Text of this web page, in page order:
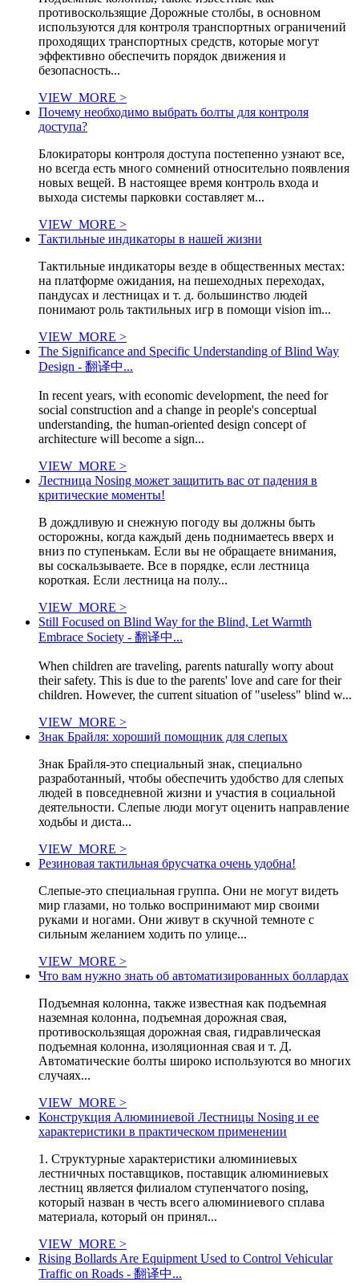
противоскользящие Дорожные столбы, в основном
используются для контроля транспортных ограничений
проходящих транспортных средств, которые могут
эффективно обеспечить порядок движения и
безопасность...
VIEW_MORE >
Почему необходимо выбрать болты для контроля
доступа?
Блокираторы контроля доступа постепенно узнают все,
но всегда есть много сомнений относительно появления
новых вещей. В настоящее время контроль входа и
выхода системы парковки составляет м...
VIEW_MORE >
Тактильные индикаторы в нашей жизни
Тактильные индикаторы везде в общественных местах:
на платформе ожидания, на пешеходных переходах,
пандусах и лестницах и т. д. большинство людей
понимают роль тактильных игр в помощи vision im...
VIEW_MORE >
The Significance and Specific Understanding of Blind Way
Design - 翻译中...
In recent years, with economic development, the need for
social construction and a change in people's conceptual
understanding, the human-oriented design concept of
architecture will become a sign...
VIEW_MORE >
Лестница Nosing может защитить вас от падения в
критические моменты!
В дождливую и снежную погоду вы должны быть
осторожны, когда каждый день поднимаетесь вверх и
вниз по ступенькам. Если вы не обращаете внимания,
вы соскальзываете. Все в порядке, если лестница
короткая. Если лестница на полу...
VIEW_MORE >
Still Focused on Blind Way for the Blind, Let Warmth
Embrace Society - 翻译中...
When children are traveling, parents naturally worry about
their safety. This is due to the parents' love and care for their
children. However, the current situation of "useless" blind w...
VIEW_MORE >
Знак Брайля: хороший помощник для слепых
Знак Брайля-это специальный знак, специально
разработанный, чтобы обеспечить удобство для слепых
людей в повседневной жизни и участия в социальной
деятельности. Слепые люди могут оценить направление
ходьбы и диста...
VIEW_MORE >
Резиновая тактильная брусчатка очень удобна!
Слепые-это специальная группа. Они не могут видеть
мир глазами, но только воспринимают мир своими
руками и ногами. Они живут в скучной темноте с
сильным желанием ходить по улице...
VIEW_MORE >
Что вам нужно знать об автоматизированных боллардах
Подъемная колонна, также известная как подъемная
наземная колонна, подъемная дорожная свая,
противоскользящая дорожная свая, гидравлическая
подъемная колонна, изоляционная свая и т. Д.
Автоматические болты широко используются во многих
случаях...
VIEW_MORE >
Конструкция Алюминиевой Лестницы Nosing и ее
характеристики в практическом применении
1. Структурные характеристики алюминиевых
лестничных поставщиков, поставщик алюминиевых
лестниц является филиалом ступенчатого nosing,
который назван в честь всего алюминиевого сплава
материала, который он принял...
VIEW_MORE >
Rising Bollards Are Equipment Used to Control Vehicular
Traffic on Roads - 翻译中...